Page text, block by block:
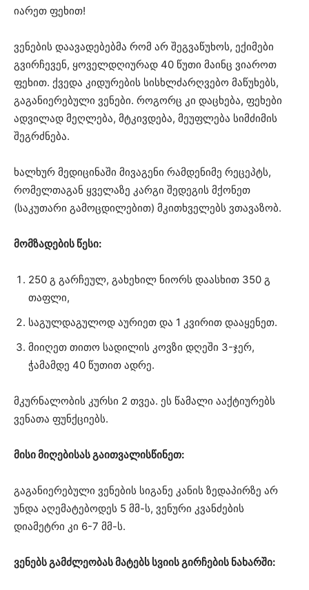
იარეთ ფეხით!
ვენების დაავადებებმა რომ არ შეგვაწუხოს, ექიმები
გვირჩევენ, ყოველდღიურად 40 წუთი მაინც ვიაროთ
ფეხით. ქვედა კიდურების სისხლძარღვებო მაწუხებს,
გაგანიერებული ვენები. როგორც კი დაცხება, ფეხები
ადვილად მეღლება, მტკივდება, მეუფლება სიმძიმის
შეგრძნება.
ხალხურ მედიცინაში მივაგენი რამდენიმე რეცეპტს,
რომელთაგან ყველაზე კარგი შედეგის მქონეთ
(საკუთარი გამოცდილებით) მკითხველებს ვთავაზობ.
მომზადების წესი:
250 გ გარჩეულ, გახეხილ ნიორს დაასხით 350 გ
თაფლი,
საგულდაგულოდ აურიეთ და 1 კვირით დააყენეთ.
მიიღეთ თითო სადილის კოვზი დღეში 3-ჯერ,
ჭამამდე 40 წუთით ადრე.
მკურნალობის კურსი 2 თვეა. ეს წამალი ააქტიურებს
ვენათა ფუნქციებს.
მისი მიღებისას გაითვალისწინეთ:
გაგანიერებული ვენების სიგანე კანის ზედაპირზე არ
უნდა აღემატებოდეს 5 მმ-ს, ვენური კვანძების
დიამეტრი კი 6-7 მმ-ს.
ვენებს გამძლეობას მატებს სვიის გირჩების ნახარში: